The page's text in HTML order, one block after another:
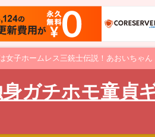
子ホームレス三銃士伝説！あおいちゃ
ガチホモ童貞